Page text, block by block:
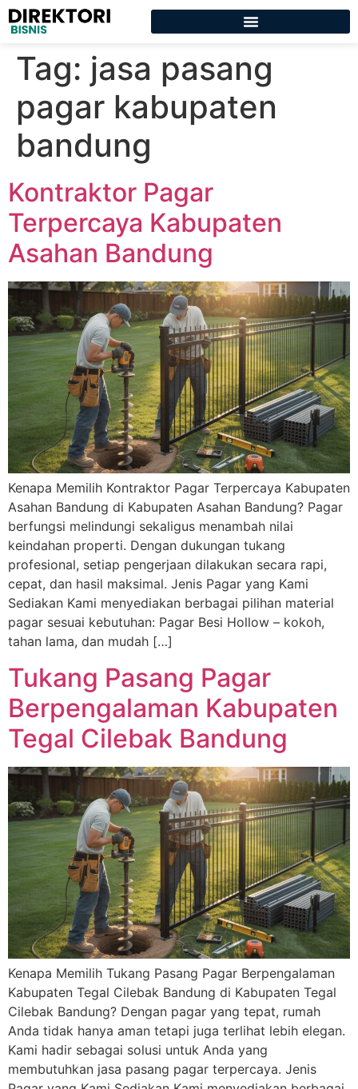
Tag: jasa pasang
pagar kabupaten
bandung
Kontraktor Pagar
Terpercaya Kabupaten
Asahan Bandung
Kenapa Memilih Kontraktor Pagar Terpercaya Kabupaten
Asahan Bandung di Kabupaten Asahan Bandung? Pagar
berfungsi melindungi sekaligus menambah nilai
keindahan properti. Dengan dukungan tukang
profesional, setiap pengerjaan dilakukan secara rapi,
cepat, dan hasil maksimal. Jenis Pagar yang Kami
Sediakan Kami menyediakan berbagai pilihan material
pagar sesuai kebutuhan: Pagar Besi Hollow – kokoh,
tahan lama, dan mudah […]
Tukang Pasang Pagar
Berpengalaman Kabupaten
Tegal Cilebak Bandung
Kenapa Memilih Tukang Pasang Pagar Berpengalaman
Kabupaten Tegal Cilebak Bandung di Kabupaten Tegal
Cilebak Bandung? Dengan pagar yang tepat, rumah
Anda tidak hanya aman tetapi juga terlihat lebih elegan.
Kami hadir sebagai solusi untuk Anda yang
membutuhkan jasa pasang pagar terpercaya. Jenis